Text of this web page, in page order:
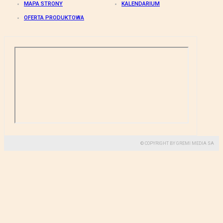
MAPA STRONY KALENDARIUM
OFERTA PRODUKTOWA
© COPYRIGHT BY GREMI MEDIA SA